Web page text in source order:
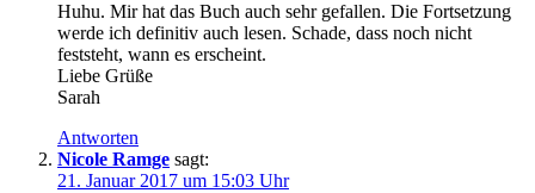
Huhu. Mir hat das Buch auch sehr gefallen. Die Fortsetzung
werde ich definitiv auch lesen. Schade, dass noch nicht
feststeht, wann es erscheint.
Liebe Grüße
Sarah
Antworten
Nicole Ramge sagt:
21. Januar 2017 um 15:03 Uhr